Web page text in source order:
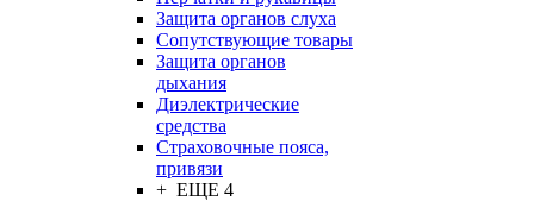
Защита органов слуха
Сопутствующие товары
Защита органов
дыхания
Диэлектрические
средства
Страховочные пояса,
привязи
+ ЕЩЕ 4